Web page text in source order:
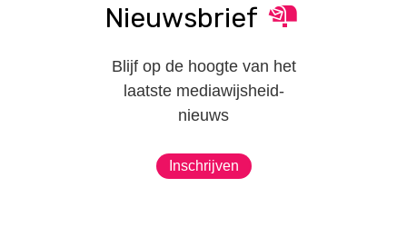
Nieuwsbrief
Blijf op de hoogte van het
laatste mediawijsheid-
nieuws
Inschrijven